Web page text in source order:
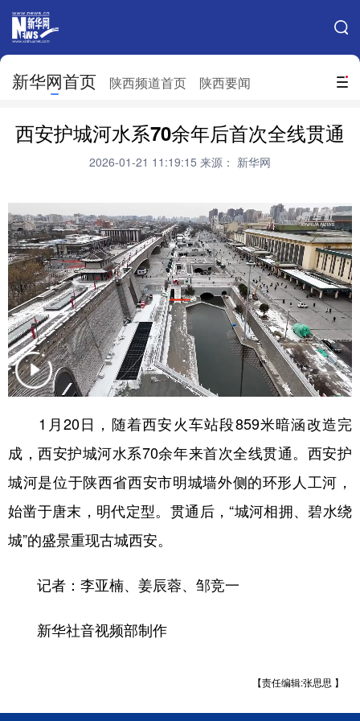
搜索
新华网首页 陕西频道首页 陕西要闻
网站地图
北京 天津 河北 山西
浙江 安徽 福建 江西
山东 河南 湖北 湖南
广东 广西 海南 重庆
四川 贵州 云南 西藏
陕西 甘肃 青海 宁夏
新疆 内蒙古 黑龙江
西安护城河水系70余年后首次全线贯通
2026-01-21 11:19:15 来源： 新华网
1月20日，随着西安火车站段859米暗涵改造完
成，西安护城河水系70余年来首次全线贯通。西安护
城河是位于陕西省西安市明城墙外侧的环形人工河，
始凿于唐末，明代定型。贯通后，“城河相拥、碧水绕
城”的盛景重现古城西安。
记者：李亚楠、姜辰蓉、邹竞一
新华社音视频部制作
【责任编辑:张思思 】